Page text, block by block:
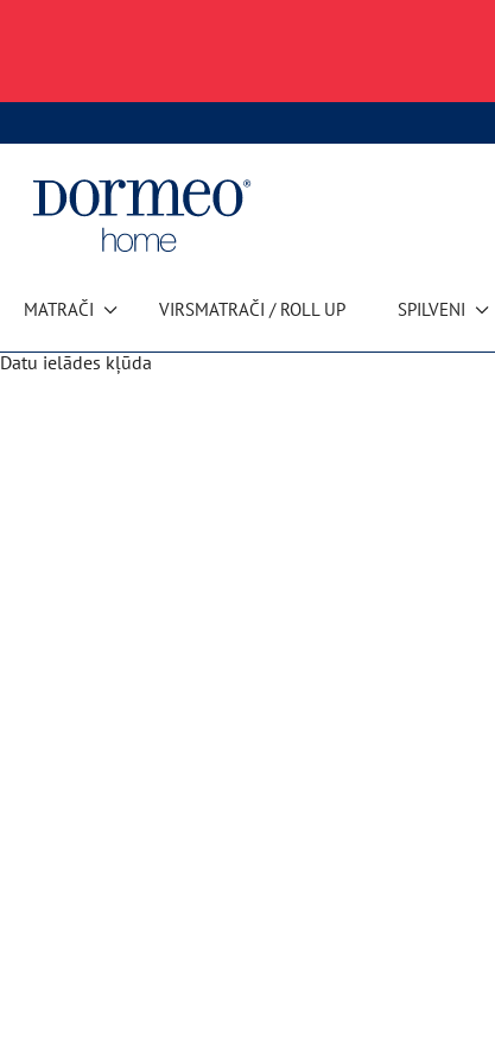
MATRAČI VIRSMATRAČI / ROLL UP SPILVENI
Datu ielādes kļūda